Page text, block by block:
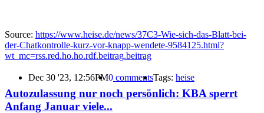
Source: https://www.heise.de/news/37C3-Wie-sich-das-Blatt-bei-
der-Chatkontrolle-kurz-vor-knapp-wendete-9584125.html?
wt_mc=rss.red.ho.ho.rdf.beitrag.beitrag
Dec 30 '23, 12:56PM0 commentsTags: heise
Autozulassung nur noch persönlich: KBA sperrt
Anfang Januar viele...